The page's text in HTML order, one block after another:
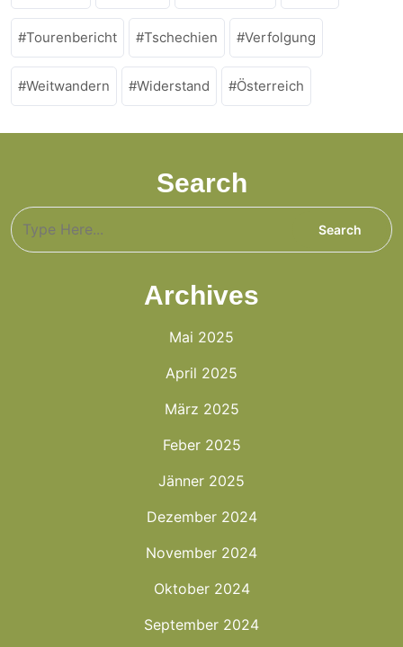
Tourenbericht Tschechien Verfolgung
Weitwandern Widerstand Österreich
Search
Archives
Mai 2025
April 2025
März 2025
Feber 2025
Jänner 2025
Dezember 2024
November 2024
Oktober 2024
September 2024